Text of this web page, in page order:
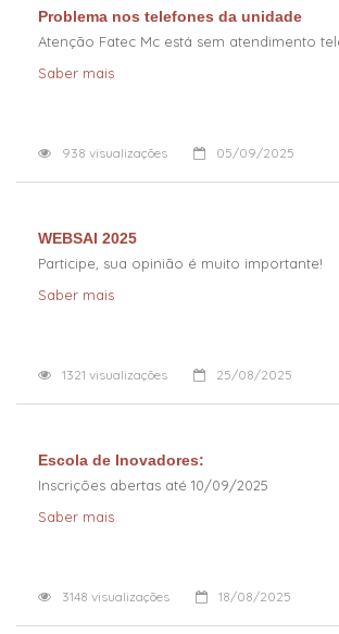
Problema nos telefones da unidade
Atenção Fatec Mc está sem atendimento
Saber mais
938 visualizações 05/09/2025
WEBSAI 2025
Participe, sua opinião é muito importante!
Saber mais
1321 visualizações 25/08/2025
Escola de Inovadores:
Inscrições abertas até 10/09/2025
Saber mais
3148 visualizações 18/08/2025